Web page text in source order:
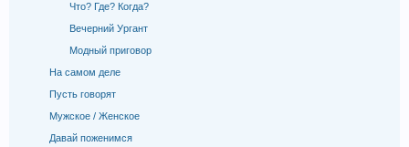
Что? Где? Когда?
Вечерний Ургант
Модный приговор
На самом деле
Пусть говорят
Мужское / Женское
Давай поженимся